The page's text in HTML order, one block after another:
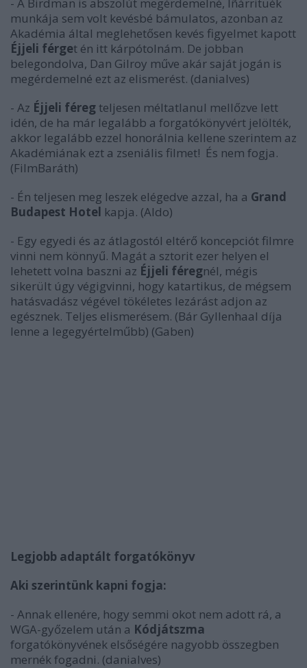
munkája sem volt kevésbé bámulatos, azonban az
Akadémia által meglehetősen kevés figyelmet kapott
Éjjeli férget én itt kárpótolnám. De jobban
belegondolva, Dan Gilroy műve akár saját jogán is
megérdemelné ezt az elismerést. (danialves)
- Az Éjjeli féreg teljesen méltatlanul mellőzve lett
idén, de ha már legalább a forgatókönyvért jelölték,
akkor legalább ezzel honorálnia kellene szerintem az
Akadémiának ezt a zseniális filmet! És nem fogja.
(FilmBaráth)
- Én teljesen meg leszek elégedve azzal, ha a Grand
Budapest Hotel kapja. (Aldo)
- Egy egyedi és az átlagostól eltérő koncepciót filmre
vinni nem könnyű. Magát a sztorit ezer helyen el
lehetett volna baszni az Éjjeli féregnél, mégis
sikerült úgy végigvinni, hogy katartikus, de mégsem
hatásvadász végével tökéletes lezárást adjon az
egésznek. Teljes elismerésem. (Bár Gyllenhaal díja
lenne a legegyértelműbb) (Gaben)
Legjobb adaptált forgatókönyv
Aki szerintünk kapni fogja:
- Annak ellenére, hogy semmi okot nem adott rá, a
WGA-győzelem után a Kódjátszma
forgatókönyvének elsőségére nagyobb összegben
mernék fogadni. (danialves)